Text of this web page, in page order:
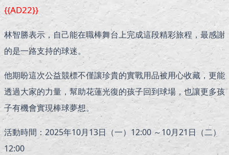
{{AD22}}
林智勝表示，自己能在職棒舞台上完成這段精彩旅程，最感謝
的是一路支持的球迷。
他期盼這次公益競標不僅讓珍貴的實戰用品被用心收藏，更能
透過大家的力量，幫助花蓮光復的孩子回到球場，也讓更多孩
子有機會實現棒球夢想。
活動時間：2025年10月13日（一）12:00 ～10月21日（二）
12:00